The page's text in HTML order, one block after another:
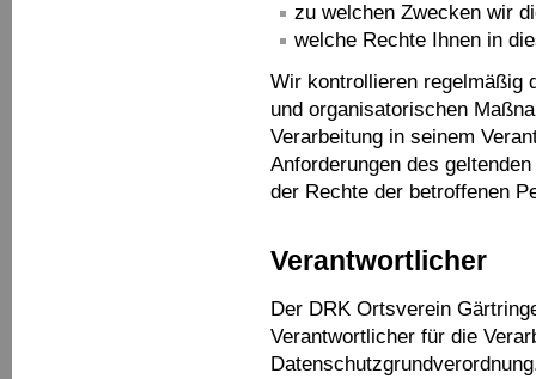
zu welchen Zwecken wir
welche Rechte Ihnen in
Wir kontrollieren regelmäßig
und organisatorischen
Verarbeitung in seinem
Anforderungen des
der Rechte der betroffenen
Verantwortlicher
Der DRK Ortsverein
Verantwortlicher für die